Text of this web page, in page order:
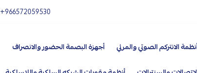
+966572059530
الانتركم الصوتي والمرئي
أجهزة البصمة الحضور والانصراف